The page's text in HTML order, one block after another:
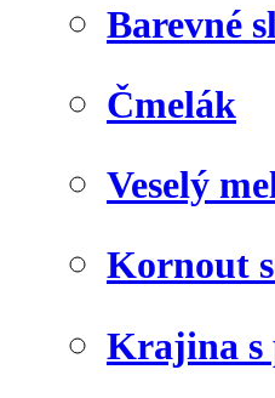
Barevné
Čmelák
Veselý
Kornout
Krajina s